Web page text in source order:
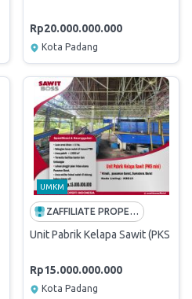
Rp20.000.000.000
Kota Padang
UMKM
ZAFFILIATE PROPERTI INDONESIA
Unit Pabrik Kelapa Sawit (PKS
Rp15.000.000.000
Kota Padang